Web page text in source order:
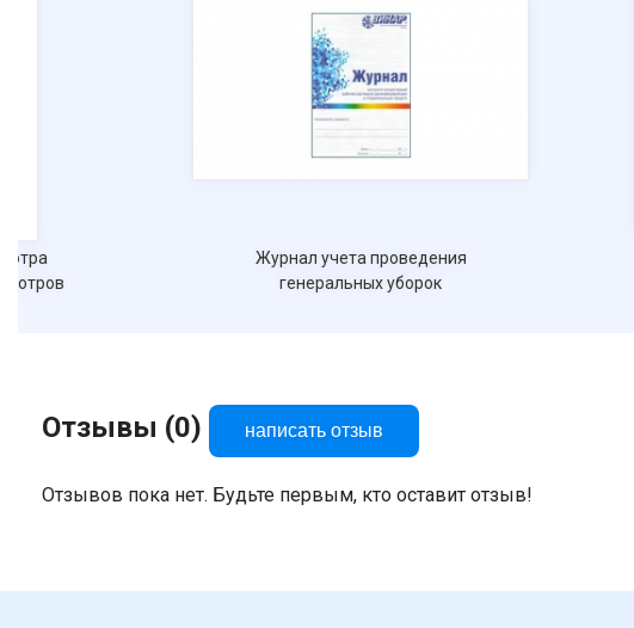
Журнал учета проведения
генеральных уборок
Отзывы (0) написать отзыв
Отзывов пока нет. Будьте первым, кто оставит отзыв!